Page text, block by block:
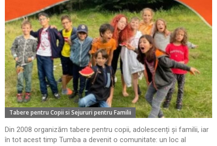
Tabere pentru Copii si Sejururi pentru Familii
Din 2008 organizăm tabere pentru copii, adolescenți și familii, iar
în tot acest timp Tumba a devenit o comunitate: un loc al